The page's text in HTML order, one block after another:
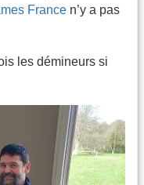
France n’y a pas
les démineurs si